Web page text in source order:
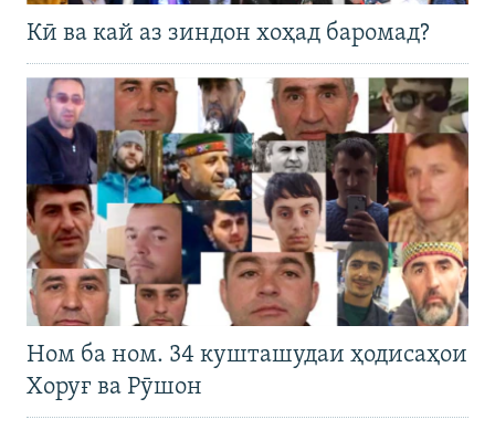
Кӣ ва кай аз зиндон хоҳад баромад?
Ном ба ном. 34 кушташудаи ҳодисаҳои
Хоруғ ва Рӯшон